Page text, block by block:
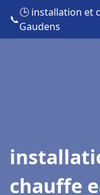
📞
🕒 installation et
Gaudens
chauffe